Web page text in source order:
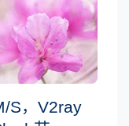
S，V2ray